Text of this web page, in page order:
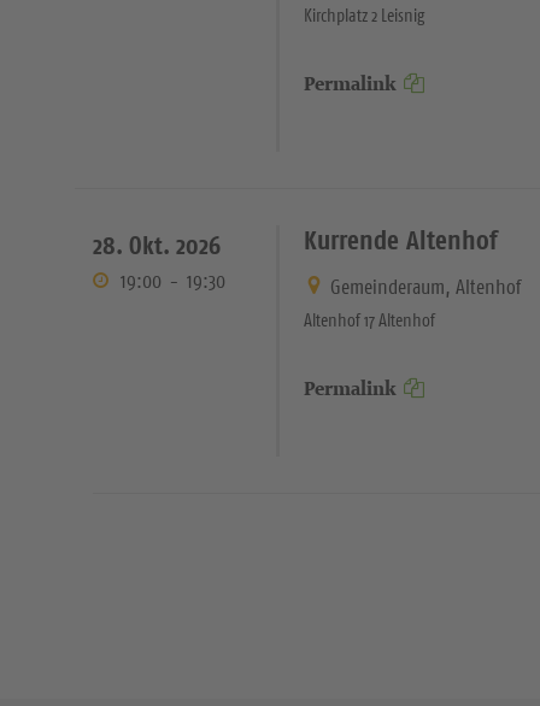
Kirchplatz 2 Leisnig
Permalink
28. Okt. 2026
19:00 - 19:30
Kurrende Altenhof
Gemeinderaum, Altenhof
Altenhof 17 Altenhof
Permalink